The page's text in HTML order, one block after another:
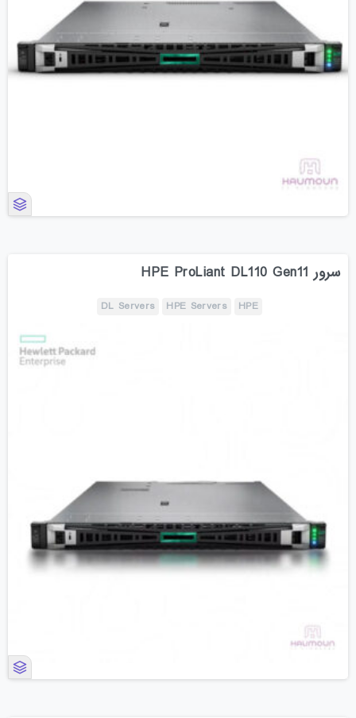
سرور HPE ProLiant DL110 Gen11
HPE
HPE Servers
DL Servers